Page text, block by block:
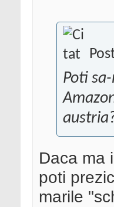
Poti
Daca ma
poti
marile